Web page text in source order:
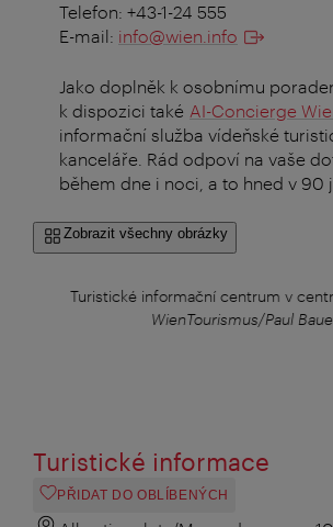
Telefon: +43-1-24 555
E-mail: info@wien.info
Jako doplněk k osobnímu
k dispozici také AI-Concierge
informační služba vídeňské
kanceláře. Rád odpoví na vaše
během dne i noci, a to hned v 90
Zobrazit všechny obrázky
Turistické informační centrum v
WienTourismus/Paul
Turistické informace
PŘIDAT DO OBLÍBENÝCH